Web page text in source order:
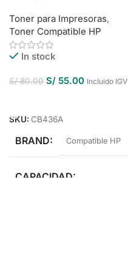
Toner para Impresoras,
Toner Compatible HP
In stock
S/80.00 S/ 55.00 Incluido IGV
SKU: CB436A
BRAND Compatible HP
CAPACIDAD